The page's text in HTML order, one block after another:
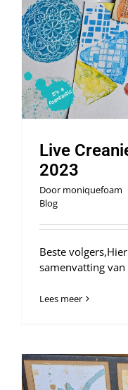
Live
2023
Door moniquefoam
Blog
Beste
samenvatting van
Lees meer